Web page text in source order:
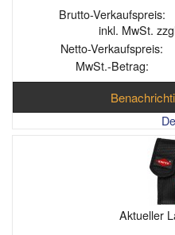
Brutto-Verkaufspreis:
inkl. MwSt.
Netto-Verkaufspreis:
MwSt.-Betrag:
Aktueller